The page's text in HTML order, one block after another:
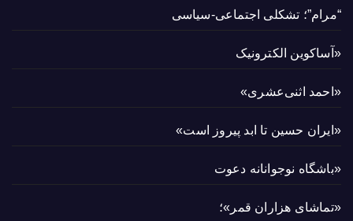
“مرام”؛ تشکلی اجتماعی-سیاسی
«آساکوین الکترونیک
«احمد اثنی‌عشری»
«ایران حسین تا ابد پیروز است»
«باشگاه نوجوانانه دعوت
«تماشای هزاران قمر»؛